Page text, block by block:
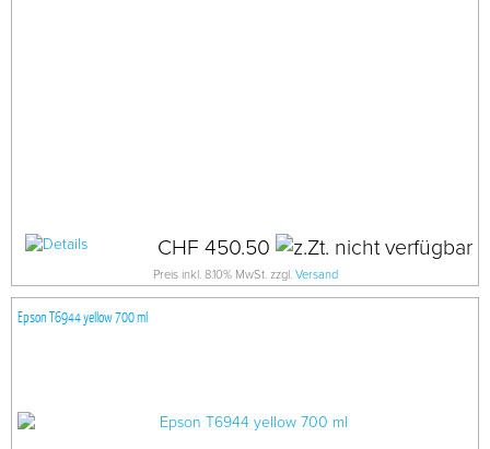
CHF 450.50
Preis inkl. 8.10% MwSt. zzgl. Versand
Epson T6944 yellow 700 ml